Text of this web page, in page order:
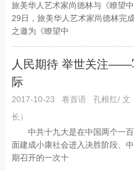
旅美华人艺术家尚德林与《瞭
29日，旅美华人艺术家尚德林完
之邀为《瞭望中
人民期待 举世关注——
际
2017-10-23 卷首语
孔根红/ 文
长）
中共十九大是在中国两个一百
面建成小康社会进入决胜阶段、
期召开的一次十